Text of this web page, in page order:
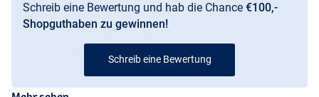
Perch
Schreib eine Bewertung und hab die Chance €100,-
Shopguthaben zu gewinnen!
Schreib eine Bewertung